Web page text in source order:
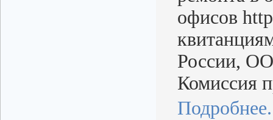
офисов
России,
Комиссия